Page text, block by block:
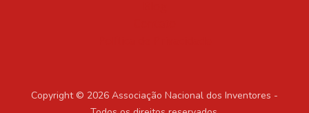
Copyright © 2026 Associação Nacional dos Inventores -